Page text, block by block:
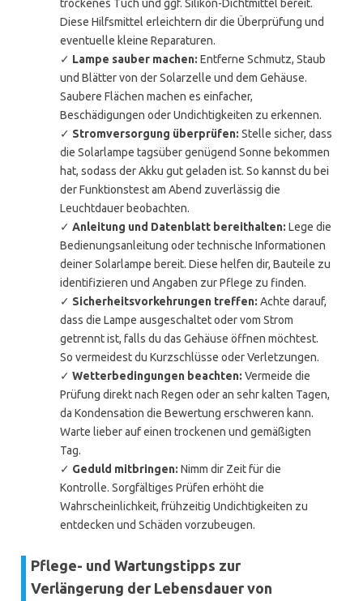
trockenes Tuch und ggf. Silikon-Dichtmittel bereit.
Diese Hilfsmittel erleichtern dir die Überprüfung und
eventuelle kleine Reparaturen.
✓ Lampe sauber machen: Entferne Schmutz, Staub
und Blätter von der Solarzelle und dem Gehäuse.
Saubere Flächen machen es einfacher,
Beschädigungen oder Undichtigkeiten zu erkennen.
✓ Stromversorgung überprüfen: Stelle sicher, dass
die Solarlampe tagsüber genügend Sonne bekommen
hat, sodass der Akku gut geladen ist. So kannst du bei
der Funktionstest am Abend zuverlässig die
Leuchtdauer beobachten.
✓ Anleitung und Datenblatt bereithalten: Lege die
Bedienungsanleitung oder technische Informationen
deiner Solarlampe bereit. Diese helfen dir, Bauteile zu
identifizieren und Angaben zur Pflege zu finden.
✓ Sicherheitsvorkehrungen treffen: Achte darauf,
dass die Lampe ausgeschaltet oder vom Strom
getrennt ist, falls du das Gehäuse öffnen möchtest.
So vermeidest du Kurzschlüsse oder Verletzungen.
✓ Wetterbedingungen beachten: Vermeide die
Prüfung direkt nach Regen oder an sehr kalten Tagen,
da Kondensation die Bewertung erschweren kann.
Warte lieber auf einen trockenen und gemäßigten
Tag.
✓ Geduld mitbringen: Nimm dir Zeit für die
Kontrolle. Sorgfältiges Prüfen erhöht die
Wahrscheinlichkeit, frühzeitig Undichtigkeiten zu
entdecken und Schäden vorzubeugen.
Pflege- und Wartungstipps zur
Verlängerung der Lebensdauer von